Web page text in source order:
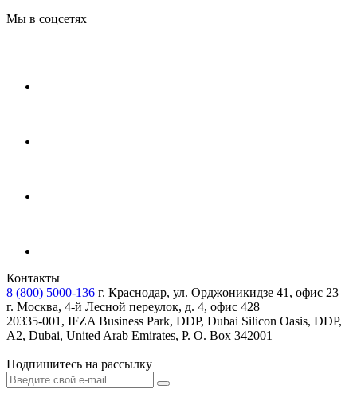
Мы в соцсетях
Контакты
8 (800) 5000-136 г. Краснодар, ул. Орджоникидзе 41, офис 23
г. Москва, 4-й Лесной переулок, д. 4, офис 428
20335-001, IFZA Business Park, DDP, Dubai Silicon Oasis, DDP,
A2, Dubai, United Arab Emirates, P. O. Box 342001
Подпишитесь на рассылку